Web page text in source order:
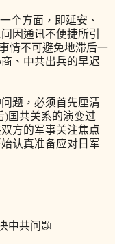
方面，即延安、
因通讯不便捷所引
情不可避免地滞后一
、中共出兵的早迟
题，必须首先厘清
)国共关系的演变过
方的军事关注焦点
认真准备应对日军
中共问题